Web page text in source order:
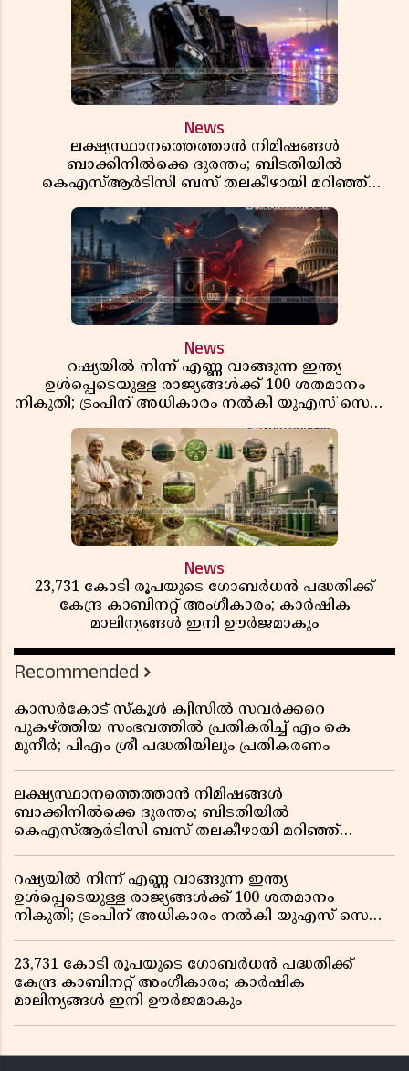
News
ലക്ഷ്യസ്ഥാനത്തെത്താൻ നിമിഷങ്ങൾ
ബാക്കിനിൽക്കെ ദുരന്തം; ബിടതിയിൽ
കെഎസ്ആർടിസി ബസ് തലകീഴായി മറിഞ്ഞ്
News
റഷ്യയിൽ നിന്ന് എണ്ണ വാങ്ങുന്ന ഇന്ത്യ
ഉൾപ്പെടെയുള്ള രാജ്യങ്ങൾക്ക് 100 ശതമാനം
നികുതി; ട്രംപിന് അധികാരം നൽകി യുഎസ് സെനറ്റ്
News
23,731 കോടി രൂപയുടെ ഗോബർധൻ പദ്ധതിക്ക്
കേന്ദ്ര കാബിനറ്റ് അംഗീകാരം; കാർഷിക
മാലിന്യങ്ങൾ ഇനി ഊർജമാകും
Recommended
കാസർകോട് സ്കൂൾ ക്വിസിൽ സവർക്കറെ
പുകഴ്ത്തിയ സംഭവത്തിൽ പ്രതികരിച്ച് എം കെ
മുനീർ; പിഎം ശ്രീ പദ്ധതിയിലും പ്രതികരണം
ലക്ഷ്യസ്ഥാനത്തെത്താൻ നിമിഷങ്ങൾ
ബാക്കിനിൽക്കെ ദുരന്തം; ബിടതിയിൽ
കെഎസ്ആർടിസി ബസ് തലകീഴായി മറിഞ്ഞ്
റഷ്യയിൽ നിന്ന് എണ്ണ വാങ്ങുന്ന ഇന്ത്യ
ഉൾപ്പെടെയുള്ള രാജ്യങ്ങൾക്ക് 100 ശതമാനം
നികുതി; ട്രംപിന് അധികാരം നൽകി യുഎസ് സെനറ്റ്
23,731 കോടി രൂപയുടെ ഗോബർധൻ പദ്ധതിക്ക്
കേന്ദ്ര കാബിനറ്റ് അംഗീകാരം; കാർഷിക
മാലിന്യങ്ങൾ ഇനി ഊർജമാകും